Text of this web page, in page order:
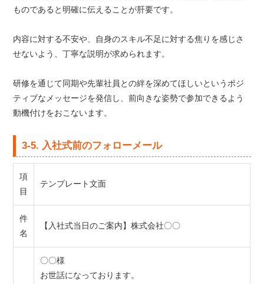
ものであると明確に伝えることが肝要です。
内容に対する不安や、自身のスキル不足に対する焦りを感じさ
せないよう、丁寧な説明が求められます。
研修を通じて同期や先輩社員との絆を深めてほしいというポジ
ティブなメッセージを発信し、前向きな姿勢で参加できるよう
動機付けをおこないます。
3-5. 入社式前のフォローメール
項
目
テンプレート文面
件
名
【入社式当日のご案内】株式会社〇〇
〇〇様
お世話になっております。